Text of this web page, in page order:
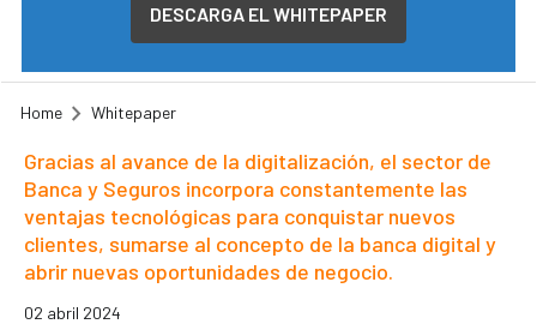
DESCARGA EL WHITEPAPER
Home Whitepaper
Gracias al avance de la digitalización, el sector de
Banca y Seguros incorpora constantemente las
ventajas tecnológicas para conquistar nuevos
clientes, sumarse al concepto de la banca digital y
abrir nuevas oportunidades de negocio.
02 abril 2024